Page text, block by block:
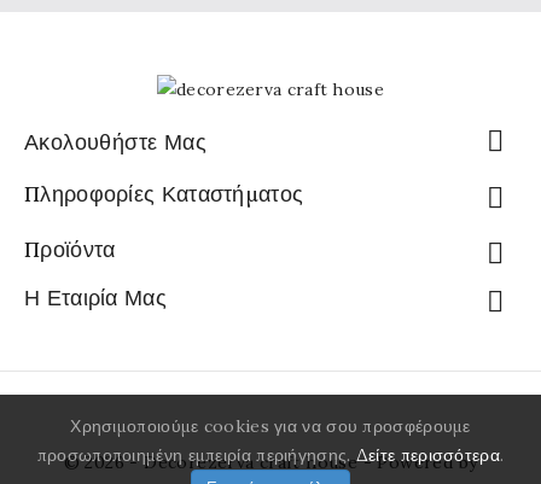
Ακολουθήστε Μας 
Πληροφορίες Καταστήματος 
Χρησιμοποιούμε cookies για να σου προσφέρουμε
προσωποποιημένη εμπειρία περιήγησης.Δείτε περισσότερα.
Προϊόντα 
Η Εταιρία Μας 
© 2026 - Decorezerva craft house - Powered by